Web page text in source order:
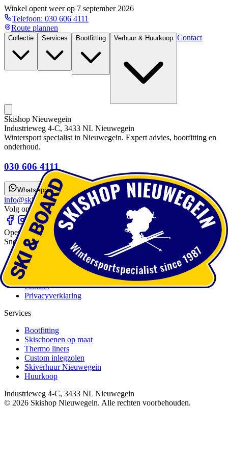
Winkel opent weer op 7 september 2026
Telefoon: 030 606 4111
Route plannen
Collectie Services Bootfitting Verhuur & Huurkoop Contact
Skishop Nieuwegein
Industrieweg 4-C, 3433 NL Nieuwegein
Wintersport specialist in Nieuwegein. Expert advies, bootfitting en
onderhoud.
030 606 4111
WhatsApp
info@skishopnieuwegein.nl
Volg ons
Openingstijden
Snelle Links
Over ons
Services
Afspraak maken
Contact
Privacyverklaring
Services
Bootfitting
Skischoenen op maat
Thermo liners
Custom inlegzolen
Skiverhuur Nieuwegein
Huurkoop
Industrieweg 4-C, 3433 NL Nieuwegein
© 2026 Skishop Nieuwegein. Alle rechten voorbehouden.